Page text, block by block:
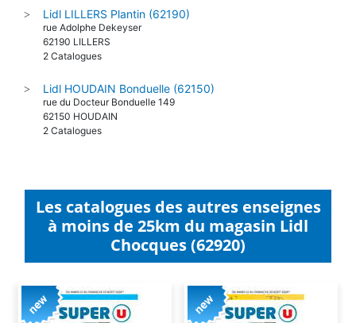
> Lidl LILLERS Plantin (62190)
rue Adolphe Dekeyser
62190 LILLERS
2 Catalogues
> Lidl HOUDAIN Bonduelle (62150)
rue du Docteur Bonduelle 149
62150 HOUDAIN
2 Catalogues
Les catalogues des autres enseignes
à moins de 25km du magasin Lidl
Chocques (62920)